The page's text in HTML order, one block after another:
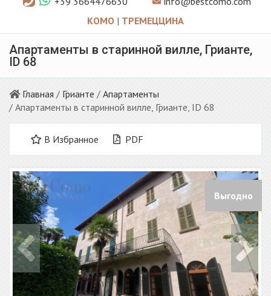
КОМО | ТРЕМЕЦЦИНА
Апартаменты в старинной вилле, Грианте,
ID 68
Главная / Грианте / Апартаменты
/ Апартаменты в старинной вилле, Грианте, ID 68
В Избранное PDF
Выгодно